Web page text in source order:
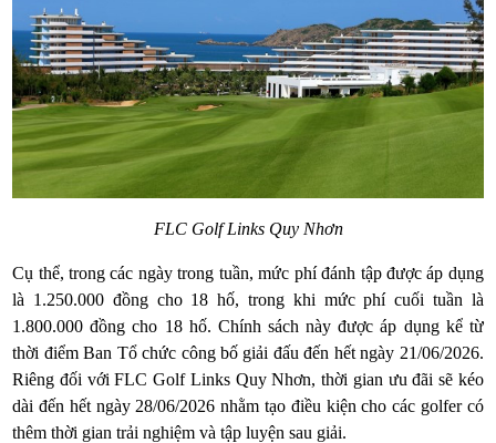
FLC Golf Links Quy Nhơn
Cụ thể, trong các ngày trong tuần, mức phí đánh tập được áp dụng
là 1.250.000 đồng cho 18 hố, trong khi mức phí cuối tuần là
1.800.000 đồng cho 18 hố. Chính sách này được áp dụng kể từ
thời điểm Ban Tổ chức công bố giải đấu đến hết ngày 21/06/2026.
Riêng đối với FLC Golf Links Quy Nhơn, thời gian ưu đãi sẽ kéo
dài đến hết ngày 28/06/2026 nhằm tạo điều kiện cho các golfer có
thêm thời gian trải nghiệm và tập luyện sau giải.